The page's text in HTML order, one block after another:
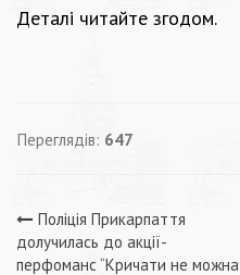
Деталі читайте згодом.
Переглядів: 647
Навігація
Поліція Прикарпаття
долучилась до акції-
перфоманс “Кричати не можна